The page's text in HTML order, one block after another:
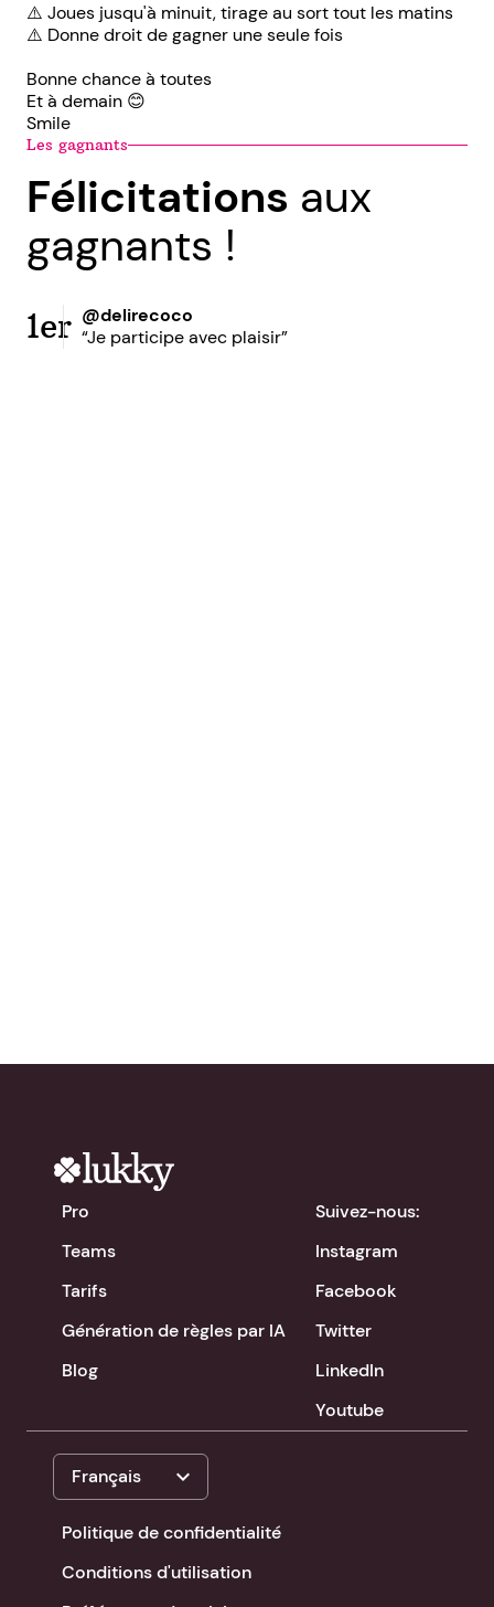
⚠️ Joues jusqu'à minuit, tirage au sort tout les matins
⚠️ Donne droit de gagner une seule fois
Bonne chance à toutes
Et à demain 😊
Smile
Les gagnants
Félicitations aux
gagnants !
1er @delirecoco
“Je participe avec plaisir”
Pro
Teams
Tarifs
Génération de règles par IA
Blog
Suivez-nous:
Instagram
Facebook
Twitter
LinkedIn
Youtube
Français expand_more
Politique de confidentialité
Conditions d'utilisation